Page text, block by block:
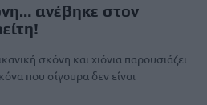
ανέβηκε στον
σκόνη και χιόνια παρουσιάζει
που σίγουρα δεν είναι